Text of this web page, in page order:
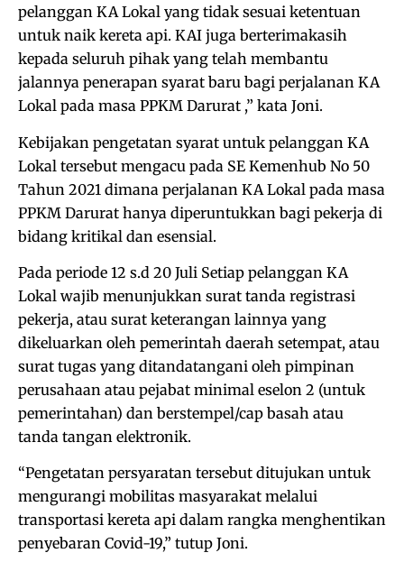
pelanggan KA Lokal yang tidak sesuai ketentuan
untuk naik kereta api. KAI juga berterimakasih
kepada seluruh pihak yang telah membantu
jalannya penerapan syarat baru bagi perjalanan KA
Lokal pada masa PPKM Darurat ,” kata Joni.
Kebijakan pengetatan syarat untuk pelanggan KA
Lokal tersebut mengacu pada SE Kemenhub No 50
Tahun 2021 dimana perjalanan KA Lokal pada masa
PPKM Darurat hanya diperuntukkan bagi pekerja di
bidang kritikal dan esensial.
Pada periode 12 s.d 20 Juli Setiap pelanggan KA
Lokal wajib menunjukkan surat tanda registrasi
pekerja, atau surat keterangan lainnya yang
dikeluarkan oleh pemerintah daerah setempat, atau
surat tugas yang ditandatangani oleh pimpinan
perusahaan atau pejabat minimal eselon 2 (untuk
pemerintahan) dan berstempel/cap basah atau
tanda tangan elektronik.
“Pengetatan persyaratan tersebut ditujukan untuk
mengurangi mobilitas masyarakat melalui
transportasi kereta api dalam rangka menghentikan
penyebaran Covid-19,” tutup Joni.